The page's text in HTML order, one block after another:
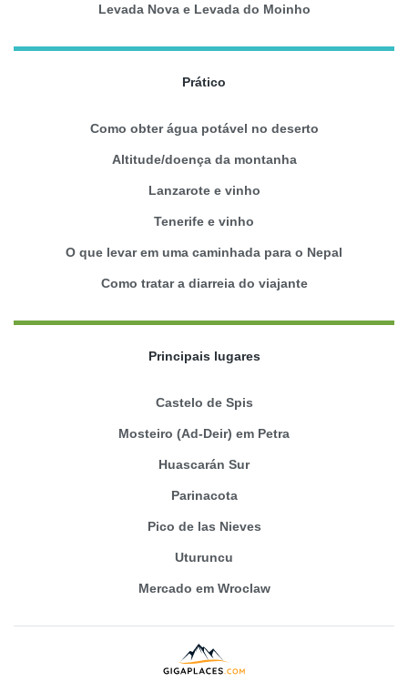
Levada Nova e Levada do Moinho
Prático
Como obter água potável no deserto
Altitude/doença da montanha
Lanzarote e vinho
Tenerife e vinho
O que levar em uma caminhada para o Nepal
Como tratar a diarreia do viajante
Principais lugares
Castelo de Spis
Mosteiro (Ad-Deir) em Petra
Huascarán Sur
Parinacota
Pico de las Nieves
Uturuncu
Mercado em Wroclaw